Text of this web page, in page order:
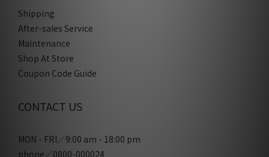
Shipping
After-sales Service
Maintenance
Shop At Store
Coupon Code Guide
CONTACT US
MON - FRI／9:00 am - 18:00 pm
phone／0800-000024